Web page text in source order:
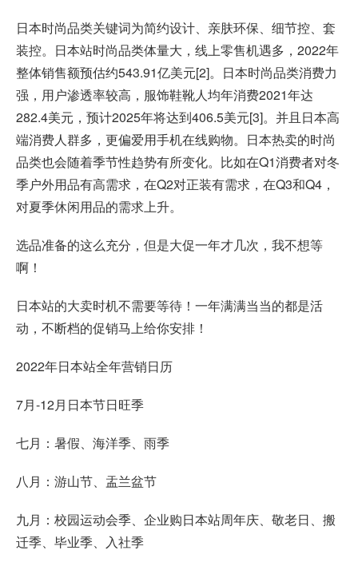
日本时尚品类关键词为简约设计、亲肤环保、细节控、套
装控。日本站时尚品类体量大，线上零售机遇多，2022年
整体销售额预估约543.91亿美元[2]。日本时尚品类消费力
强，用户渗透率较高，服饰鞋靴人均年消费2021年达
282.4美元，预计2025年将达到406.5美元[3]。并且日本高
端消费人群多，更偏爱用手机在线购物。日本热卖的时尚
品类也会随着季节性趋势有所变化。比如在Q1消费者对冬
季户外用品有高需求，在Q2对正装有需求，在Q3和Q4，
对夏季休闲用品的需求上升。
选品准备的这么充分，但是大促一年才几次，我不想等
啊！
日本站的大卖时机不需要等待！一年满满当当的都是活
动，不断档的促销马上给你安排！
2022年日本站全年营销日历
7月-12月日本节日旺季
七月：暑假、海洋季、雨季
八月：游山节、盂兰盆节
九月：校园运动会季、企业购日本站周年庆、敬老日、搬
迁季、毕业季、入社季